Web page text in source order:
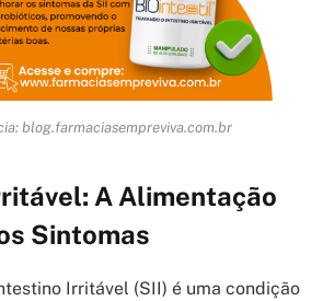
blog.farmaciasempreviva.com.br
A Alimentação
Sintomas
Irritável (SII) é uma condição